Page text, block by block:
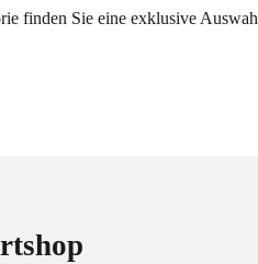
finden Sie eine exklusive